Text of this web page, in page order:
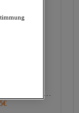
Und
ml